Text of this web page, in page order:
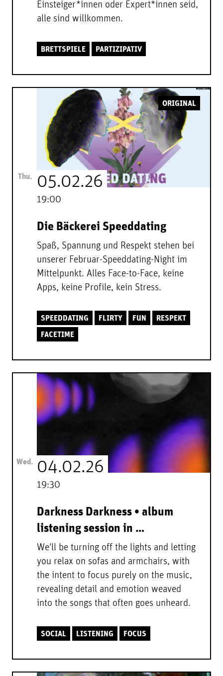
Einsteiger*innen oder Expert*innen seid,
alle sind willkommen.
BRETTSPIELE PARTIZIPATIV
ORIGINAL
Thu. 05.02.26
19:00
Die Bäckerei Speeddating
Spaß, Spannung und Respekt stehen bei
unserer Februar-Speeddating-Night im
Mittelpunkt. Alles Face-to-Face, keine
Apps, keine Profile, kein Stress.
SPEEDDATING FLIRTY FUN
RESPEKT
FACETIME
Wed. 04.02.26
19:30
Darkness Darkness • album
listening session in …
We'll be turning off the lights and letting
you relax on sofas and armchairs, with
the intent to focus purely on the music,
revealing detail and emotion weaved
into the songs that often goes unheard.
SOCIAL LISTENING FOCUS